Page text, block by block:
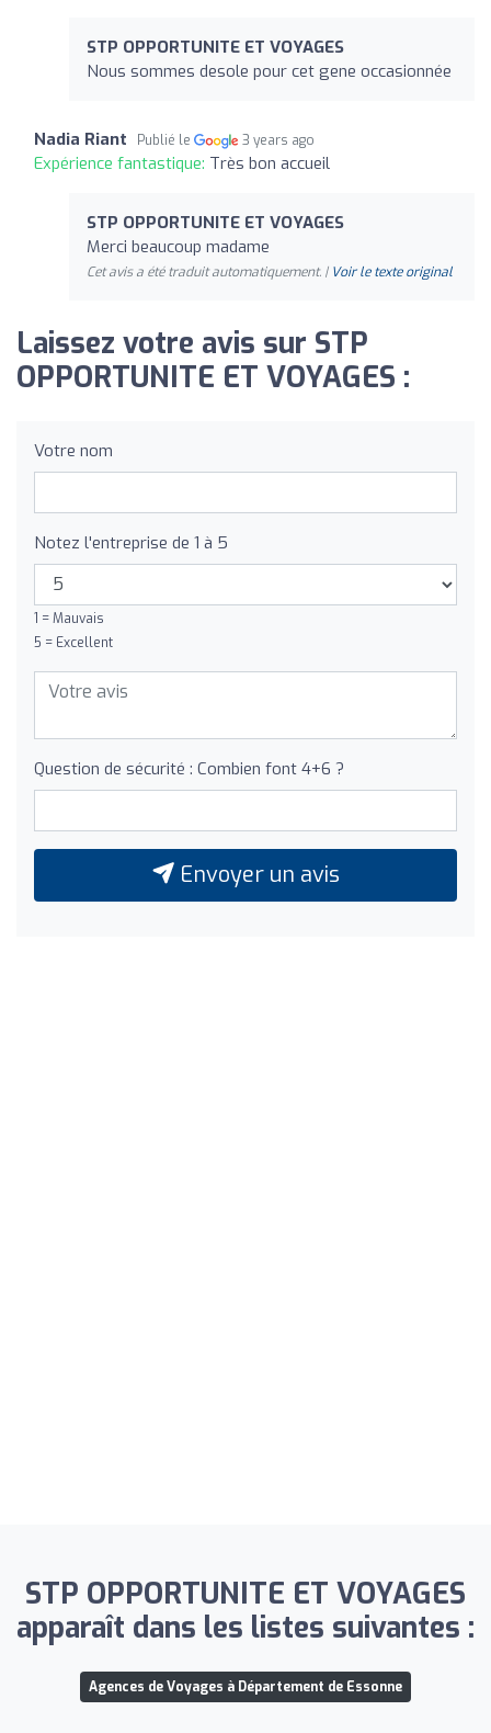
STP OPPORTUNITE ET VOYAGES
Nous sommes desole pour cet gene occasionnée
Nadia Riant Publié le 3 years ago
Expérience fantastique: Très bon accueil
STP OPPORTUNITE ET VOYAGES
Merci beaucoup madame
Cet avis a été traduit automatiquement. | Voir le texte original
Laissez votre avis sur STP
OPPORTUNITE ET VOYAGES :
Votre nom
Notez l'entreprise de 1 à 5
1 = Mauvais
5 = Excellent
Question de sécurité : Combien font 4+6 ?
Envoyer un avis
STP OPPORTUNITE ET VOYAGES
apparaît dans les listes suivantes :
Agences de Voyages à Département de Essonne